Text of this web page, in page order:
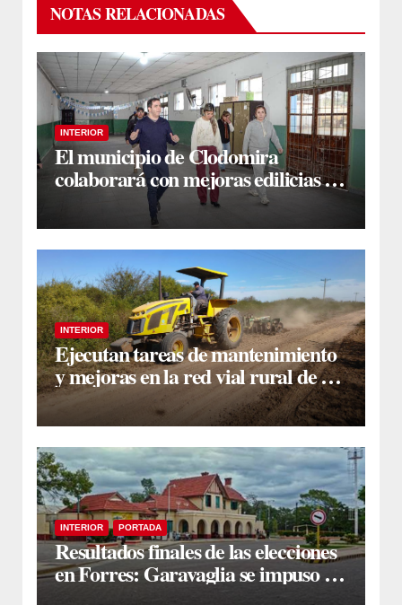
NOTAS RELACIONADAS
INTERIOR
El municipio de Clodomira
colaborará con mejoras edilicias en
la Escuela N° 754 “Dr. José María
Ramos Mejía”
INTERIOR
Ejecutan tareas de mantenimiento
y mejoras en la red vial rural de La
Cañada
INTERIOR PORTADA
Resultados finales de las elecciones
en Forres: Garavaglia se impuso en
un ajustado escrutinio